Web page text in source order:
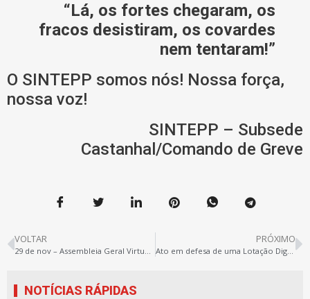
“Lá, os fortes chegaram, os
fracos desistiram, os covardes
nem tentaram!”
O SINTEPP somos nós! Nossa força,
nossa voz!
SINTEPP – Subsede
Castanhal/Comando de Greve
VOLTAR
29 de nov – Assembleia Geral Virtual SINTEPP
PRÓXIMO
Ato em defesa de uma Lotação Digna em 2024
NOTÍCIAS RÁPIDAS